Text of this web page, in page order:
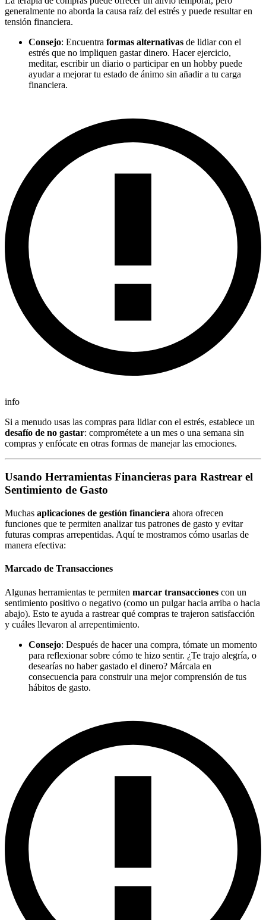
generalmente no aborda la causa raíz del estrés y puede resultar en
tensión financiera.
Consejo: Encuentra formas alternativas de lidiar con el
estrés que no impliquen gastar dinero. Hacer ejercicio,
meditar, escribir un diario o participar en un hobby puede
ayudar a mejorar tu estado de ánimo sin añadir a tu carga
financiera.
info
Si a menudo usas las compras para lidiar con el estrés, establece un
desafío de no gastar: comprométete a un mes o una semana sin
compras y enfócate en otras formas de manejar las emociones.
Usando Herramientas Financieras para Rastrear el
Sentimiento de Gasto
Muchas aplicaciones de gestión financiera ahora ofrecen
funciones que te permiten analizar tus patrones de gasto y evitar
futuras compras arrepentidas. Aquí te mostramos cómo usarlas de
manera efectiva:
Marcado de Transacciones
Algunas herramientas te permiten marcar transacciones con un
sentimiento positivo o negativo (como un pulgar hacia arriba o hacia
abajo). Esto te ayuda a rastrear qué compras te trajeron satisfacción
y cuáles llevaron al arrepentimiento.
Consejo: Después de hacer una compra, tómate un momento
para reflexionar sobre cómo te hizo sentir. ¿Te trajo alegría, o
desearías no haber gastado el dinero? Márcala en
consecuencia para construir una mejor comprensión de tus
hábitos de gasto.